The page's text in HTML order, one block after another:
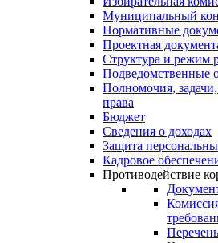
Муниципальный
Нормативные
Проектная
Структура и режим
Подведомственные
Полномочия,
права
Бюджет
Сведения о доходах
Защита
Кадровое
Противодействие